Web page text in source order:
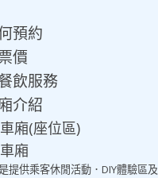
預約
價
飲服務
介紹
廂(座位區)
廂
提供乘客休閒活動．DIY體驗區